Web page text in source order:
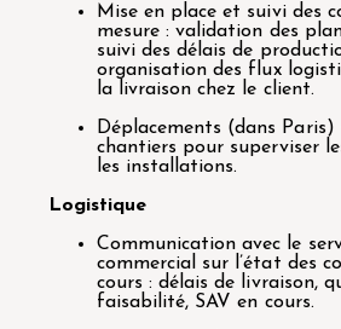
Mise en place et suivi des
mesure : validation des
suivi des délais de
organisation des flux
la livraison chez le client.
Déplacements (dans
chantiers pour superviser
les installations.
Logistique
Communication avec le
commercial sur l’état des
cours : délais de livraison,
faisabilité, SAV en cours.